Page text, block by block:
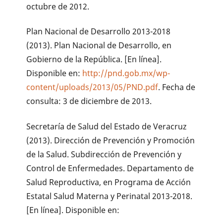
octubre de 2012.
Plan Nacional de Desarrollo 2013-2018
(2013). Plan Nacional de Desarrollo, en
Gobierno de la República. [En línea].
Disponible en: http://pnd.gob.mx/wp-
content/uploads/2013/05/PND.pdf. Fecha de
consulta: 3 de diciembre de 2013.
Secretaría de Salud del Estado de Veracruz
(2013). Dirección de Prevención y Promoción
de la Salud. Subdirección de Prevención y
Control de Enfermedades. Departamento de
Salud Reproductiva, en Programa de Acción
Estatal Salud Materna y Perinatal 2013-2018.
[En línea]. Disponible en: